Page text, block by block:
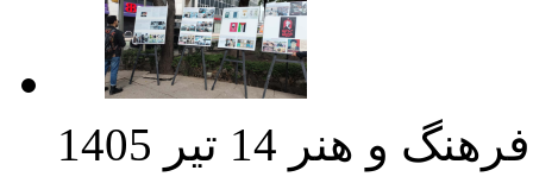
فرهنگ و هنر 14 تیر 1405